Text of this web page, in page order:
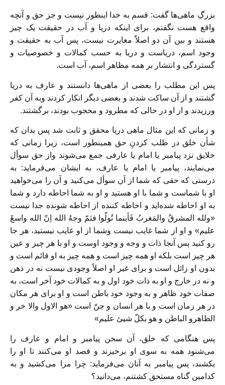
بزرگِ ماهی‌ها گفت: قسم به خدا اینطور نیست و جز حق و آنچه
واقع هست نگفتم، برای اینکه دریا و آب در حقیقت یک چیز
هستند و بین آن دو اصلاًَ مغایرت نیست، پس آب به حقیقت و
وجود اسم، دریاست و دریا به حسب کمالات و خصوصیات و
گستردگی و انتشار بر همه مظاهر اسم، آب است.
پس این مطلب را بعضی از ماهی‌ها دانستند و عارف به دریا
گشتند و از آن ساکت شدند و بعضی دیگر انکار کردند وبه آن کفر
ورزیدند و از او در حالی که مطرود و محجوب بودند، برگشتند.
و زمانی که این مثال ماهی دریا محقق و ثابت شد پس بدان که
شأن خلق در طلب کردنِ حق همینطور است، زیرا زمانی که
خلایق نزد پیامبر یا امام یا عارفی جمع می‌شوند واز حق سوأل
می‌نمایند، پیامبر یا امام یا عارف، به ایشان می‌فرماید: به
درستی که حقی که شما از آن سوأل می‌کنید و آن را می‌خواهید
او با شماست و شما با او هستید و او به شما احاطه دارد و شما
به او احاطه شده‌اید و احاطه کننده از احاطه شونده جدا نیست
«ولله المشرقُ والمَغربُ فَأینما تُولّوا فثمّ وجهُ الله اِنّ الله واسعً
علیم» و او از شما غایب نیست وشما از او غایب نیستید، هر جا
رو کنید پس آنجا ذات و وجه و وجود اوست و او با هر چیز و عین
هر چیز است بلکه او همه چیز است و همه چیز به او قائم است و
بدون او زائل است و برای غیر او اصلاً وجودی نیست نه در ذهن
و نه در خارج و او به ذات خود اول و به کمالات خود آخر است، به
صفات خود ظاهر و به وجود خود باطن است و او برای هر مکان
در هر زمان است و با هر انسان و جنّ است «هو الاول والا خر و
الظاهرو الباطن و هو بکلّ شیئ علیم»
پس هنگامی که خلق، آن سخن پیامبر و امام و عارف را
می‌شنود همه به سوی او برخیزند و قصد او می‌کنند تا او را
بکشند، پس پیامبر به آنان می‌فرماید: چرا مرا می‌کشید و به
کدامین گناه مستحق کشتنم، می‌دانید؟